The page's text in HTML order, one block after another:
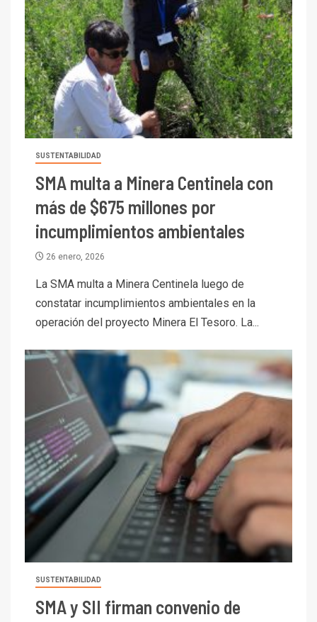
SUSTENTABILIDAD
SMA multa a Minera Centinela con
más de $675 millones por
incumplimientos ambientales
26 enero, 2026
La SMA multa a Minera Centinela luego de
constatar incumplimientos ambientales en la
operación del proyecto Minera El Tesoro. La...
SUSTENTABILIDAD
SMA y SII firman convenio de